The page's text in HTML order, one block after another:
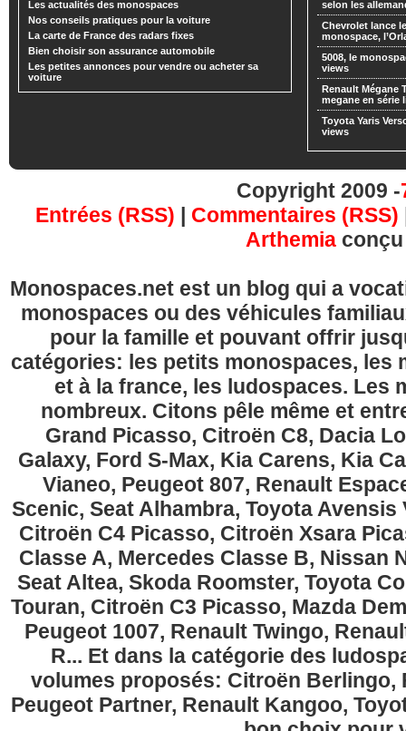
Les actualités des monospaces
Nos conseils pratiques pour la voiture
La carte de France des radars fixes
Bien choisir son assurance automobile
Les petites annonces pour vendre ou acheter sa
voiture
selon les
Chevrolet lance
monospace,
5008, le
views
Renault Mégane
megane en série
Toyota Yaris
views
Copyright 2009 -
Entrées (RSS) | Commentaires (RSS)
Arthemia
Monospaces.net est un blog qui a
monospaces ou des véhicules
pour la famille et pouvant offrir
catégories: les petits monospaces, les
et à la france, les ludospaces. Les
nombreux. Citons pêle même et
Grand Picasso, Citroën C8, Dacia
Galaxy, Ford S-Max, Kia Carens, Kia
Vianeo, Peugeot 807, Renault
Scenic, Seat Alhambra, Toyota
Citroën C4 Picasso, Citroën Xsara
Classe A, Mercedes Classe B, Nissan
Seat Altea, Skoda Roomster, Toyota
Touran, Citroën C3 Picasso, Mazda
Peugeot 1007, Renault Twingo,
R... Et dans la catégorie des
volumes proposés: Citroën Berlingo,
Peugeot Partner, Renault Kangoo,